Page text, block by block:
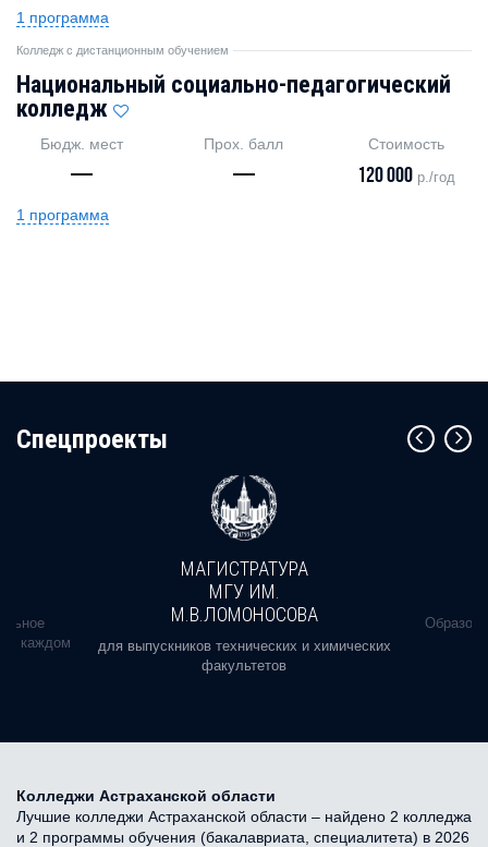
1 программа
Колледж с дистанционным обучением
Национальный социально-педагогический
колледж
Бюдж. мест
—
Прох. балл
—
Стоимость
120 000 р./год
1 программа
Cпецпроекты
в каждом
МАГИСТРАТУРА
МГУ ИМ.
М.В.ЛОМОНОСОВА
для выпускников технических и химических
факультетов
Колледжи Астраханской области
Лучшие колледжи Астраханской области – найдено 2 колледжа
и 2 программы обучения (бакалавриата, специалитета) в 2026